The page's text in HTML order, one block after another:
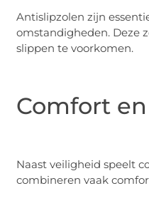
Antislipzolen zijn
omstandigheden. Deze
slippen te voorkomen.
Comfort
Naast veiligheid speelt
combineren vaak